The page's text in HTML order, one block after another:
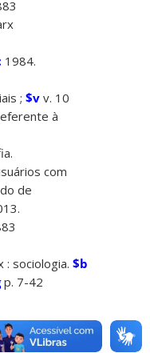
1984.
;$v v. 10
à
com
de
: sociologia.$b
p. 7-42
vinculos/000001/